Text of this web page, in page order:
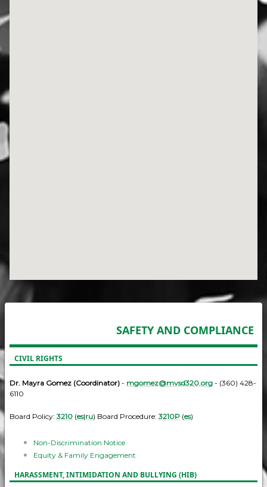
SAFETY AND COMPLIANCE
CIVIL RIGHTS
Dr. Mayra Gomez (Coordinator) - mgomez@mvsd320.org - (360) 428-
6110
Board Policy:3210 (es|ru) Board Procedure:3210P (es)
Non-Discrimination Notice
Equity & Family Engagement
HARASSMENT, INTIMIDATION AND BULLYING (HIB)